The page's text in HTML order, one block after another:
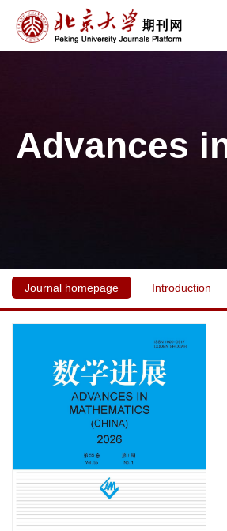
Advances
Journal homepage Introduction